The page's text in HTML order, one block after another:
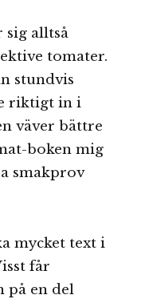
sig alltså
tomater.
stundvis
riktigt in i
väver bättre
boken mig
smakprov
mycket text i
får
på en del